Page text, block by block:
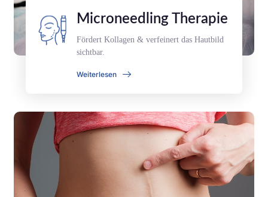
Microneedling Therapie
Fördert Kollagen & verfeinert das Hautbild
sichtbar.
Weiterlesen